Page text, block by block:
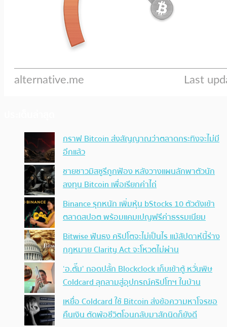
กราฟ Bitcoin ส่งสัญญาณว่าตลาดกระทิงจะไม่มี
อีกแล้ว
ชายชาวมิสซูรีถูกฟ้อง หลังวางแผนลักพาตัวนัก
ลงทุน Bitcoin เพื่อเรียกค่าไถ่
Binance รุกหนัก เพิ่มหุ้น bStocks 10 ตัวดังเข้า
ตลาดสปอต พร้อมแคมเปญฟรีค่าธรรมเนียม
Bitwise ฟันธง คริปโตจะไม่เป็นไร แม้สัปดาห์นี้ร่าง
กฎหมาย Clarity Act จะโหวตไม่ผ่าน
‘อ.ตั๊ม’ ถอดปลั้ก Blockclock เก็บเข้าตู้ หวั่นพิษ
Coldcard ลุกลามสู่อุปกรณ์คริปโทฯ ในบ้าน
เหยื่อ Coldcard ใช้ Bitcoin ส่งข้อความหาโจรขอ
คืนเงิน ตัดพ้อชีวิตโอนกลับมาสักนิดก็ยังดี